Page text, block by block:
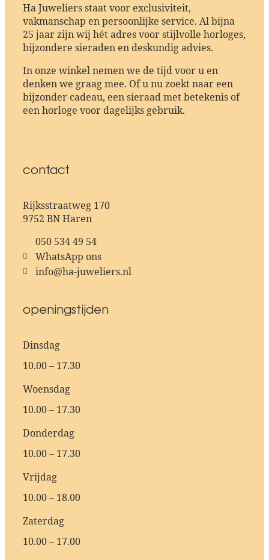
Ha Juweliers staat voor exclusiviteit,
vakmanschap en persoonlijke service. Al bijna
25 jaar zijn wij hét adres voor stijlvolle horloges,
bijzondere sieraden en deskundig advies.
In onze winkel nemen we de tijd voor u en
denken we graag mee. Of u nu zoekt naar een
bijzonder cadeau, een sieraad met betekenis of
een horloge voor dagelijks gebruik.
contact
Rijksstraatweg 170
9752 BN Haren
050 534 49 54
WhatsApp ons
info@ha-juweliers.nl
openingstijden
Dinsdag
10.00 – 17.30
Woensdag
10.00 – 17.30
Donderdag
10.00 – 17.30
Vrijdag
10.00 – 18.00
Zaterdag
10.00 – 17.00